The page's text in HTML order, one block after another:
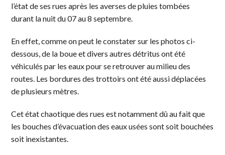
l’état de ses rues après les averses de pluies tombées
durant la nuit du 07 au 8 septembre.
En effet, comme on peut le constater sur les photos ci-
dessous, de la boue et divers autres détritus ont été
véhiculés par les eaux pour se retrouver au milieu des
routes. Les bordures des trottoirs ont été aussi déplacées
de plusieurs mètres.
Cet état chaotique des rues est notamment dû au fait que
les bouches d’évacuation des eaux usées sont soit bouchées
soit inexistantes.